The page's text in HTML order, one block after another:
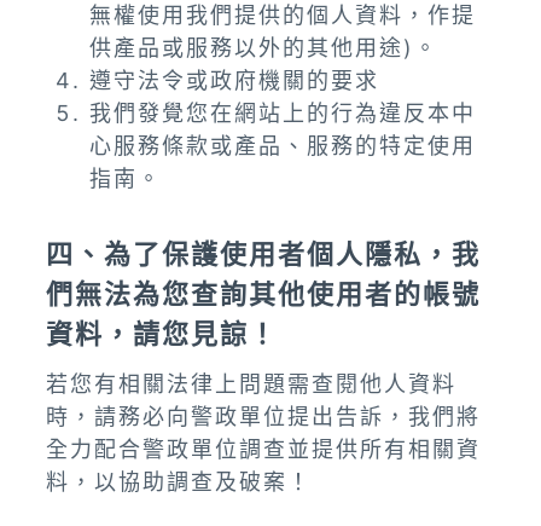
無權使用我們提供的個人資料，作提
供產品或服務以外的其他用途)。
遵守法令或政府機關的要求
我們發覺您在網站上的行為違反本中
心服務條款或產品、服務的特定使用
指南。
四、為了保護使用者個人隱私，我
們無法為您查詢其他使用者的帳號
資料，請您見諒！
若您有相關法律上問題需查閱他人資料
時，請務必向警政單位提出告訴，我們將
全力配合警政單位調查並提供所有相關資
料，以協助調查及破案！